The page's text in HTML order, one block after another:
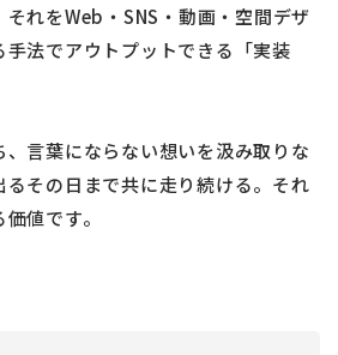
れをWeb・SNS・動画・空間デザ
法でアウトプットできる「実装
言葉にならない想いを汲み取りな
その日まで共に走り続ける。それ
値です。